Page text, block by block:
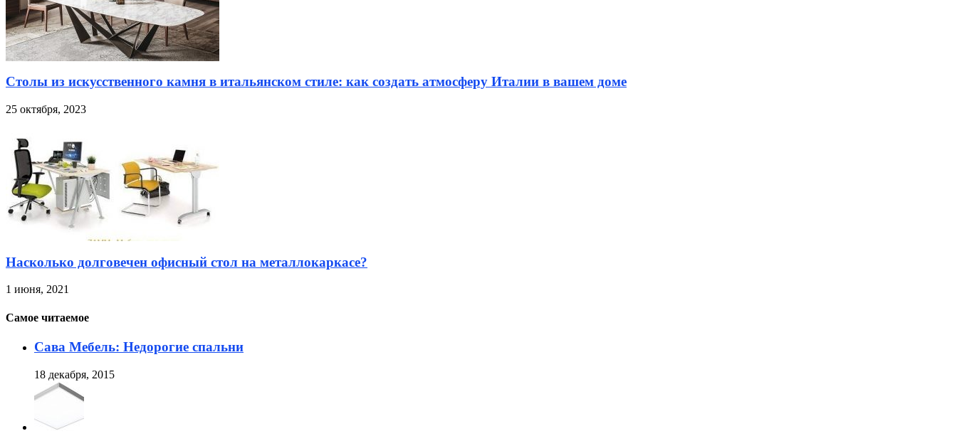
Столы из искусственного камня в итальянском стиле: как создать атмосферу Италии в вашем доме
25 октября, 2023
Насколько долговечен офисный стол на металлокаркасе?
1 июня, 2021
Самое читаемое
Сава Мебель: Недорогие спальни
18 декабря, 2015